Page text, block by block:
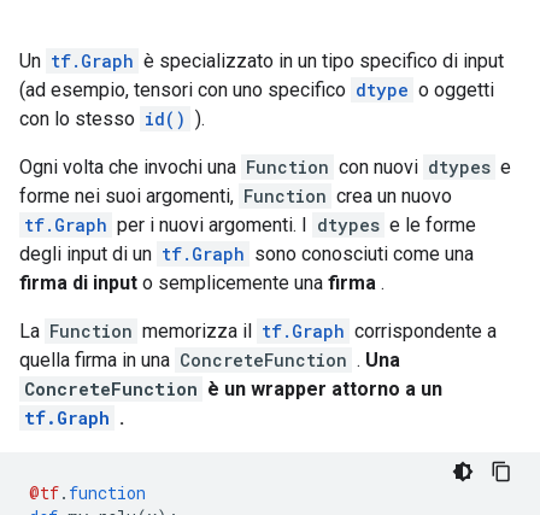
  op: "Const"
  attr {
    key: "dtype"
      type: DT_INT32
    }
  }
  attr {
    key: "value"
    value {
        dtype: DT_INT32
        tensor_shape {
        }
        int_val: 0
      }
}
Un tf.Graph è specializzato in un tipo specifico di input
(ad esempio, tensori con uno specifico dtype o oggetti
con lo stesso id() ).
Ogni volta che invochi una Function con nuovi dtypes e
forme nei suoi argomenti, Function crea un nuovo
tf.Graph per i nuovi argomenti. I dtypes e le forme
degli input di un tf.Graph sono conosciuti come una
firma di input o semplicemente una firma .
La Function memorizza il tf.Graph corrispondente a
quella firma in una ConcreteFunction . Una
ConcreteFunction è un wrapper attorno a un
tf.Graph .
@tf. function